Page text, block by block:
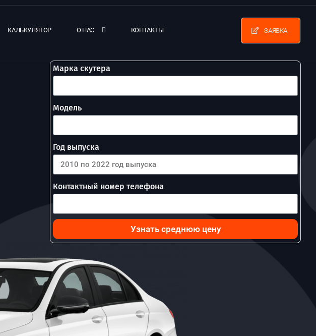
КАЛЬКУЛЯТОР О НАС КОНТАКТЫ ЗАЯВКА
Марка скутера
Модель
Год выпуска
Контактный номер телефона
Узнать среднюю цену